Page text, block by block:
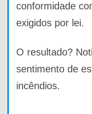
conformidade
exigidos por lei.
O resultado?
sentimento de
incêndios.